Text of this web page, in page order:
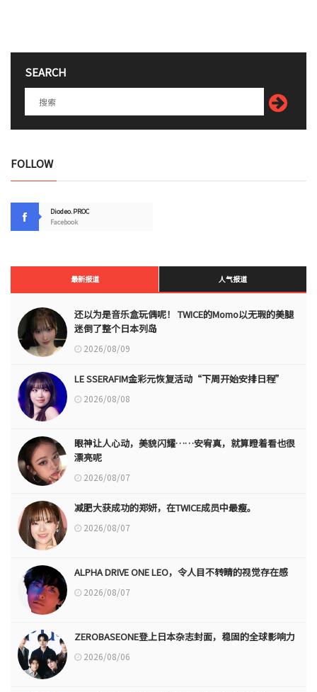
SEARCH
FOLLOW
Diodeo.PROC
Facebook
最新报道 人气报道
还以为是音乐盒玩偶呢！ TWICE的Momo以无瑕的美腿
迷倒了整个日本列岛
2026/08/09
LE SSERAFIM金彩元恢复活动“下周开始安排日程”
2026/08/08
眼神让人心动，美貌闪耀……安宥真，就算瞪着看也很
漂亮呢
2026/08/07
减肥大获成功的郑妍，在TWICE成员中最瘦。
2026/08/07
ALPHA DRIVE ONE LEO，令人目不转睛的视觉存在感
2026/08/07
ZEROBASEONE登上日本杂志封面，稳固的全球影响力
2026/08/06